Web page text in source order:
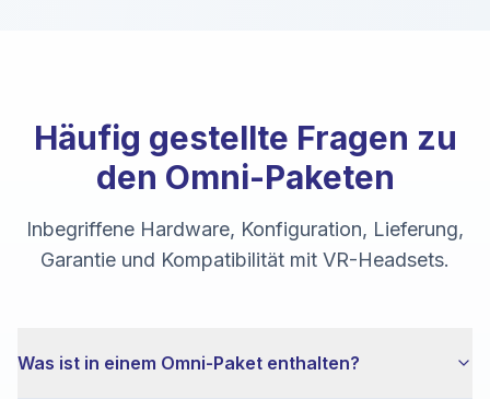
Häufig gestellte Fragen zu
den Omni-Paketen
Inbegriffene Hardware, Konfiguration, Lieferung,
Garantie und Kompatibilität mit VR-Headsets.
Was ist in einem Omni-Paket enthalten?